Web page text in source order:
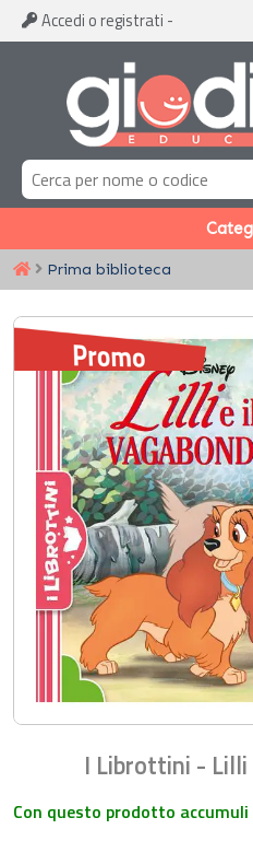
Accedi o registrati -
Prima biblioteca
I Librottini - Lilli
Con questo prodotto